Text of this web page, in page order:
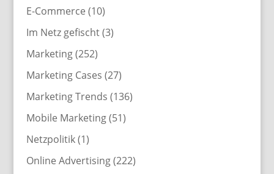
E-Commerce (10)
Im Netz gefischt(3)
Marketing(252)
Marketing Cases (27)
Marketing Trends (136)
Mobile Marketing(51)
Netzpolitik(1)
Online Advertising(222)